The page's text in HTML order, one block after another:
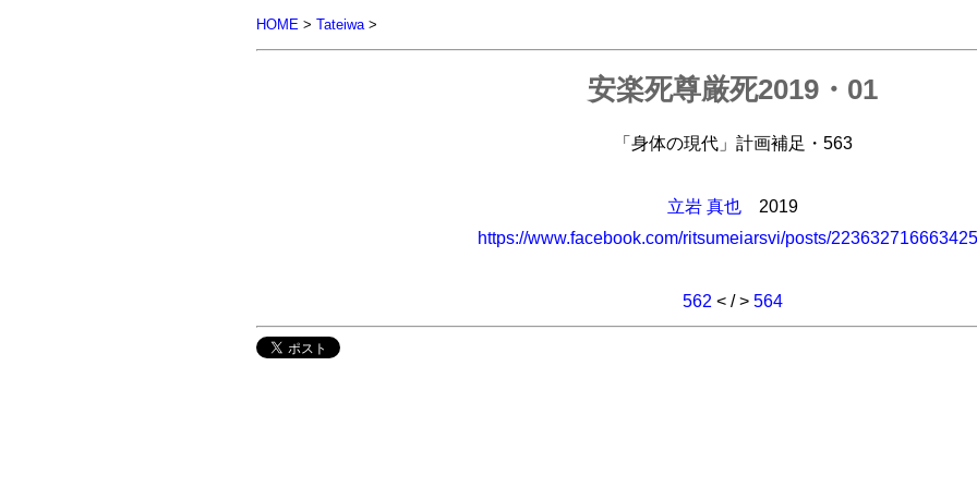
HOME> Tateiwa>
安楽死尊厳死2019・01
「身体の現代」計画補足・563
立岩 真也
2019
https://www.facebook.com/ritsumeiarsvi/posts/
562 < / > 564